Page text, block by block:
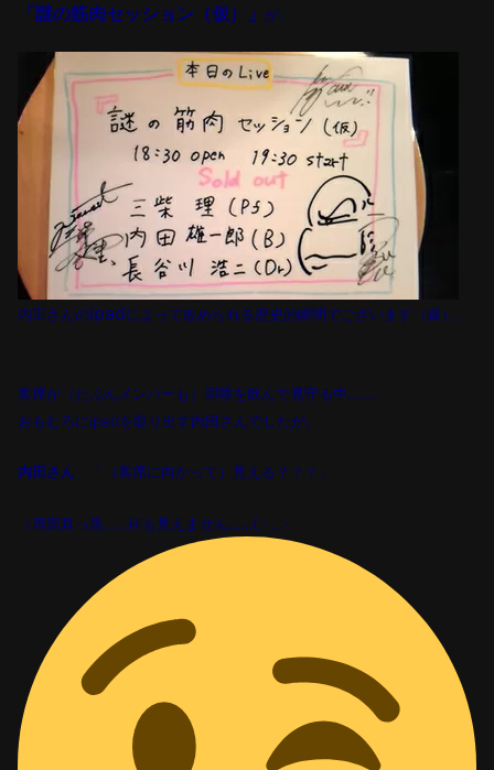
「謎の筋肉セッション（仮）」 が、
内田さんのipadによって改められる歴史的瞬間でございます（爆）。
客席が（たぶんメンバーも）固唾を飲んで見守る中……。
おもむろにipadを取り出す内田さんでしたが。
内田さん 「（客席に向かって）見える？？？」
（画面真っ黒……何も見えません……( ・ ・